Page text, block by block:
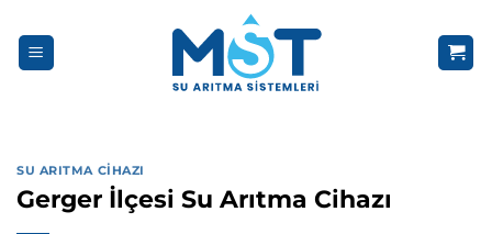
atla
SU ARITMA CIHAZI
Gerger İlçesi Su Arıtma Cihazı